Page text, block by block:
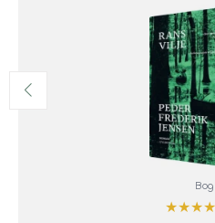
Bog
★★★★